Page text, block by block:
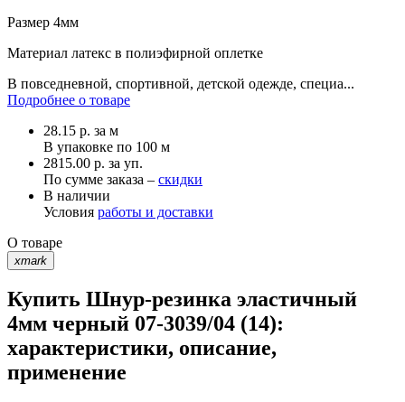
Размер 4мм
Материал латекс в полиэфирной оплетке
В повседневной, спортивной, детской одежде, специа...
Подробнее о товаре
28.15 р. за м
В упаковке по 100 м
2815.00 р. за уп.
По сумме заказа – скидки
В наличии
Условия работы и доставки
О товаре
xmark
Купить Шнур-резинка эластичный
4мм черный 07-3039/04 (14):
характеристики, описание,
применение